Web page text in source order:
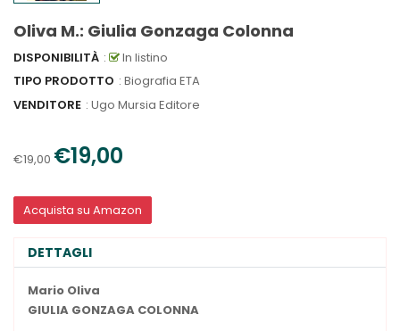
Oliva M.: Giulia Gonzaga Colonna
DISPONIBILITÀ :
In listino
TIPO PRODOTTO : Biografia ETA
VENDITORE : Ugo Mursia Editore
€19,00 €19,00
Acquista su Amazon
DETTAGLI
Mario Oliva
GIULIA GONZAGA COLONNA